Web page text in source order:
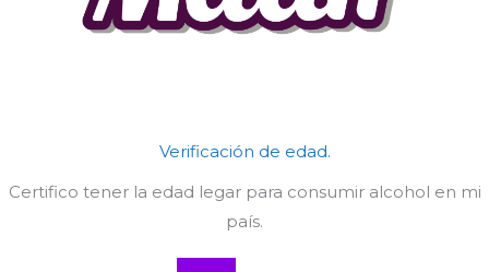
Verificación de edad.
Certifico tener la edad legar para consumir alcohol en mi
país.
(0) in /home/magnetcr/madiicr.com/wp-